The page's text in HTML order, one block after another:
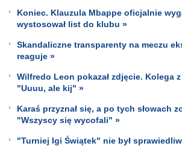
Koniec. Klauzula Mbappe oficjalnie
wystosował list do klubu »
Skandaliczne transparenty na meczu
reaguje »
Wilfredo Leon pokazał zdjęcie. Kolega
"Uuuu, ale kij" »
Karaś przyznał się, a po tych słowach
"Wszyscy się wycofali" »
"Turniej Igi Świątek" nie był